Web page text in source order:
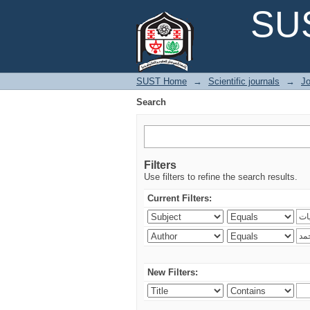
SUST Home → Scientific journals →
Search
Filters
Use filters to refine the search results.
Current Filters:
New Filters: